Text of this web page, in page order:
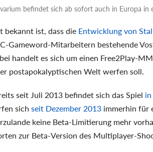
befindet sich ab sofort auch in Europa in
bekannt ist, dass die Entwicklung von
Gameword-Mitarbeitern bestehende
handelt es sich um einen Free2Play-
postapokalyptischen Welt werfen soll.
seit Juli 2013 befindet sich das Spiel
sich seit Dezember 2013 immerhin für
keine Beta-Limitierung mehr
zur Beta-Version des Multiplayer-